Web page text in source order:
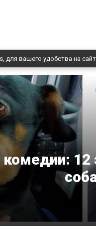
для вашего удобства на
12